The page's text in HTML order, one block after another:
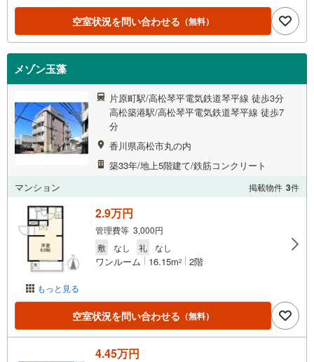
空室状況を問い合わせる （無料）
メゾン玉藻
片原町駅/高松琴平電気鉄道琴平線 徒歩3分
高松築港駅/高松琴平電気鉄道琴平線 徒歩7
分
香川県高松市丸の内
築33年/地上5階建て/鉄筋コンクリート
マンション
掲載物件 3件
もっと見る
2.9万円
管理費等 3,000円
敷
なし 礼 なし
ワンルーム 16.15m2 2階
空室状況を問い合わせる （無料）
4.45万円